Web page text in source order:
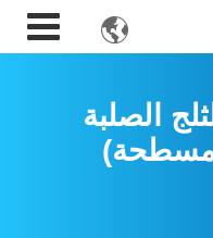

الصلبة
مسطحة)